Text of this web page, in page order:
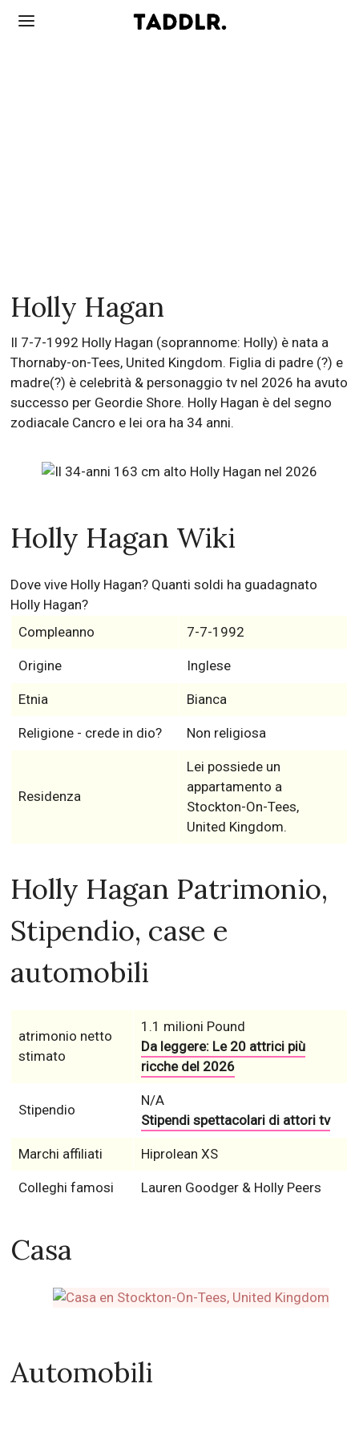
Holly Hagan
Il 7-7-1992 Holly Hagan (soprannome: Holly) è nata a
Thornaby-on-Tees, United Kingdom. Figlia di padre (?) e
madre(?) è celebrità & personaggio tv nel 2026 ha avuto
successo per Geordie Shore. Holly Hagan è del segno
zodiacale Cancro e lei ora ha 34 anni.
Holly Hagan Wiki
Dove vive Holly Hagan? Quanti soldi ha guadagnato
Holly Hagan?
Compleanno
7-7-1992
Origine Inglese
Etnia Bianca
Religione - crede in dio? Non religiosa
Residenza
Lei possiede un
appartamento a
Stockton-On-Tees,
United Kingdom.
Holly Hagan Patrimonio,
Stipendio, case e
automobili
atrimonio netto
stimato
1.1 milioni Pound
Da leggere: Le 20 attrici più
ricche del 2026
Stipendio
N/A
Stipendi spettacolari di attori tv
Marchi affiliati Hiprolean XS
Colleghi famosi Lauren Goodger & Holly Peers
Casa
Automobili